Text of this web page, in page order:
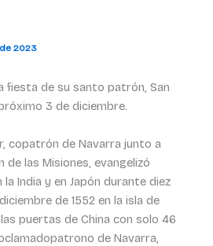
2023
fiesta de su santo patrón, San
3 de diciembre.
copatrón de Navarra junto a
de las Misiones, evangelizó
India y en Japón durante diez
de 1552 en la isla de
puertas de China con solo 46
de Navarra,